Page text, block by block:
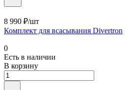
8 990 ₽/шт
Комплект для всасывания Divertron
0
Есть в наличии
В корзину